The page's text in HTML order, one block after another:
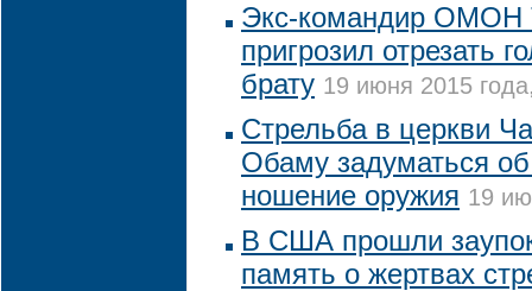
Экс-командир ОМОН
пригрозил отрезать
брату 19 июня 2015
Стрельба в церкви
Обаму задуматься
ношение оружия 19
В США прошли
память о жертвах